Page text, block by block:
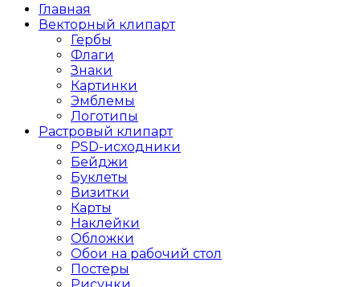
Главная
Векторный клипарт
Гербы
Флаги
Знаки
Картинки
Эмблемы
Логотипы
Растровый клипарт
PSD-исходники
Бейджи
Буклеты
Визитки
Карты
Наклейки
Обложки
Обои на рабочий стол
Постеры